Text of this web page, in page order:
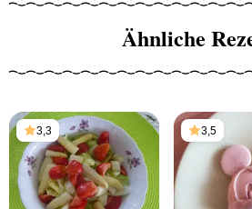
Ähnliche
3,3 3,5